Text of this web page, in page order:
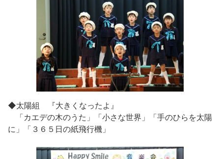
◆太陽組 『大きくなったよ』
「カエデの木のうた」「小さな世界」「手のひらを太陽
に」「３６５日の紙飛行機」